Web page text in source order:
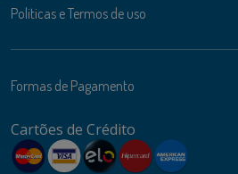
Politicas e Termos de uso
Formas de Pagamento
Cartões de Crédito